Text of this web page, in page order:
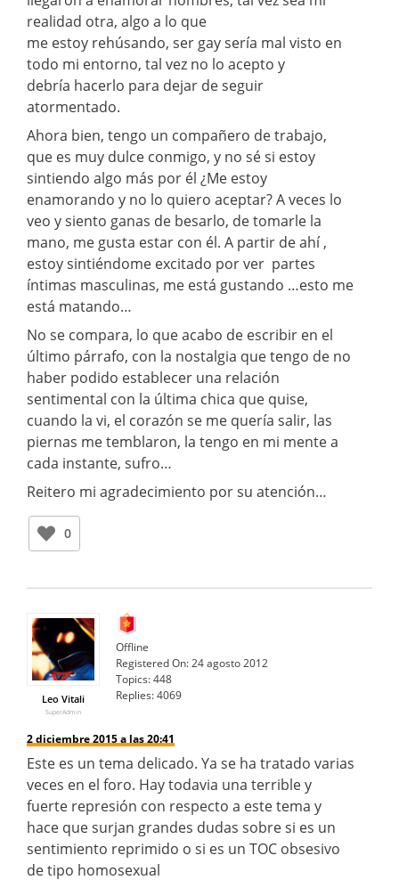
realidad otra, algo a lo que
me estoy rehúsando, ser gay sería mal visto en
todo mi entorno, tal vez no lo acepto y
debría hacerlo para dejar de seguir
atormentado.
Ahora bien, tengo un compañero de trabajo,
que es muy dulce conmigo, y no sé si estoy
sintiendo algo más por él ¿Me estoy
enamorando y no lo quiero aceptar? A veces lo
veo y siento ganas de besarlo, de tomarle la
mano, me gusta estar con él. A partir de ahí ,
estoy sintiéndome excitado por ver partes
íntimas masculinas, me está gustando …esto me
está matando…
No se compara, lo que acabo de escribir en el
último párrafo, con la nostalgia que tengo de no
haber podido establecer una relación
sentimental con la última chica que quise,
cuando la vi, el corazón se me quería salir, las
piernas me temblaron, la tengo en mi mente a
cada instante, sufro…
Reitero mi agradecimiento por su atención…
0
Leo Vitali
SuperAdmin
Offline
Registered On:24 agosto 2012
Topics:448
Replies:4069
2 diciembre 2015 a las 20:41
Este es un tema delicado. Ya se ha tratado varias
veces en el foro. Hay todavia una terrible y
fuerte represión con respecto a este tema y
hace que surjan grandes dudas sobre si es un
sentimiento reprimido o si es un TOC obsesivo
de tipo homosexual